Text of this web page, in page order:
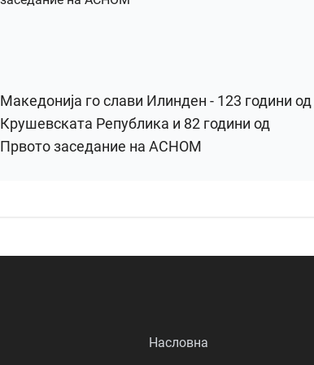
Македонија го слави Илинден - 123 години од
Крушевската Република и 82 години од
Првото заседание на АСНОМ
Насловна